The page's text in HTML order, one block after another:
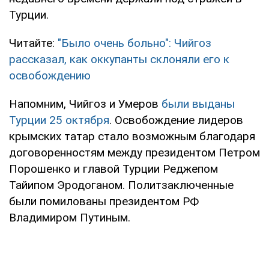
Турции.
Читайте: "Было очень больно": Чийгоз
рассказал, как оккупанты склоняли его к
освобождению
Напомним, Чийгоз и Умеров были выданы
Турции 25 октября. Освобождение лидеров
крымских татар стало возможным благодаря
договоренностям между президентом Петром
Порошенко и главой Турции Реджепом
Тайипом Эродоганом. Политзаключенные
были помилованы президентом РФ
Владимиром Путиным.